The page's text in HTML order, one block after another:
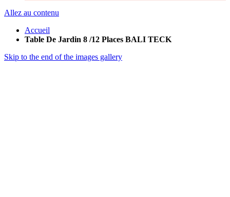
Allez au contenu
Accueil
Table De Jardin 8 /12 Places BALI TECK
Skip to the end of the images gallery